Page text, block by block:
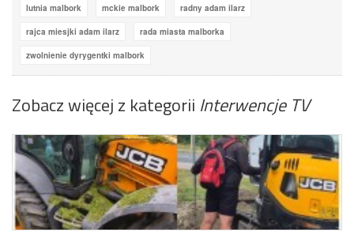
lutnia malbork mckie malbork radny adam ilarz
rajca miesjki adam ilarz rada miasta malborka
zwolnienie dyrygentki malbork
Zobacz więcej z kategorii Interwencje TV